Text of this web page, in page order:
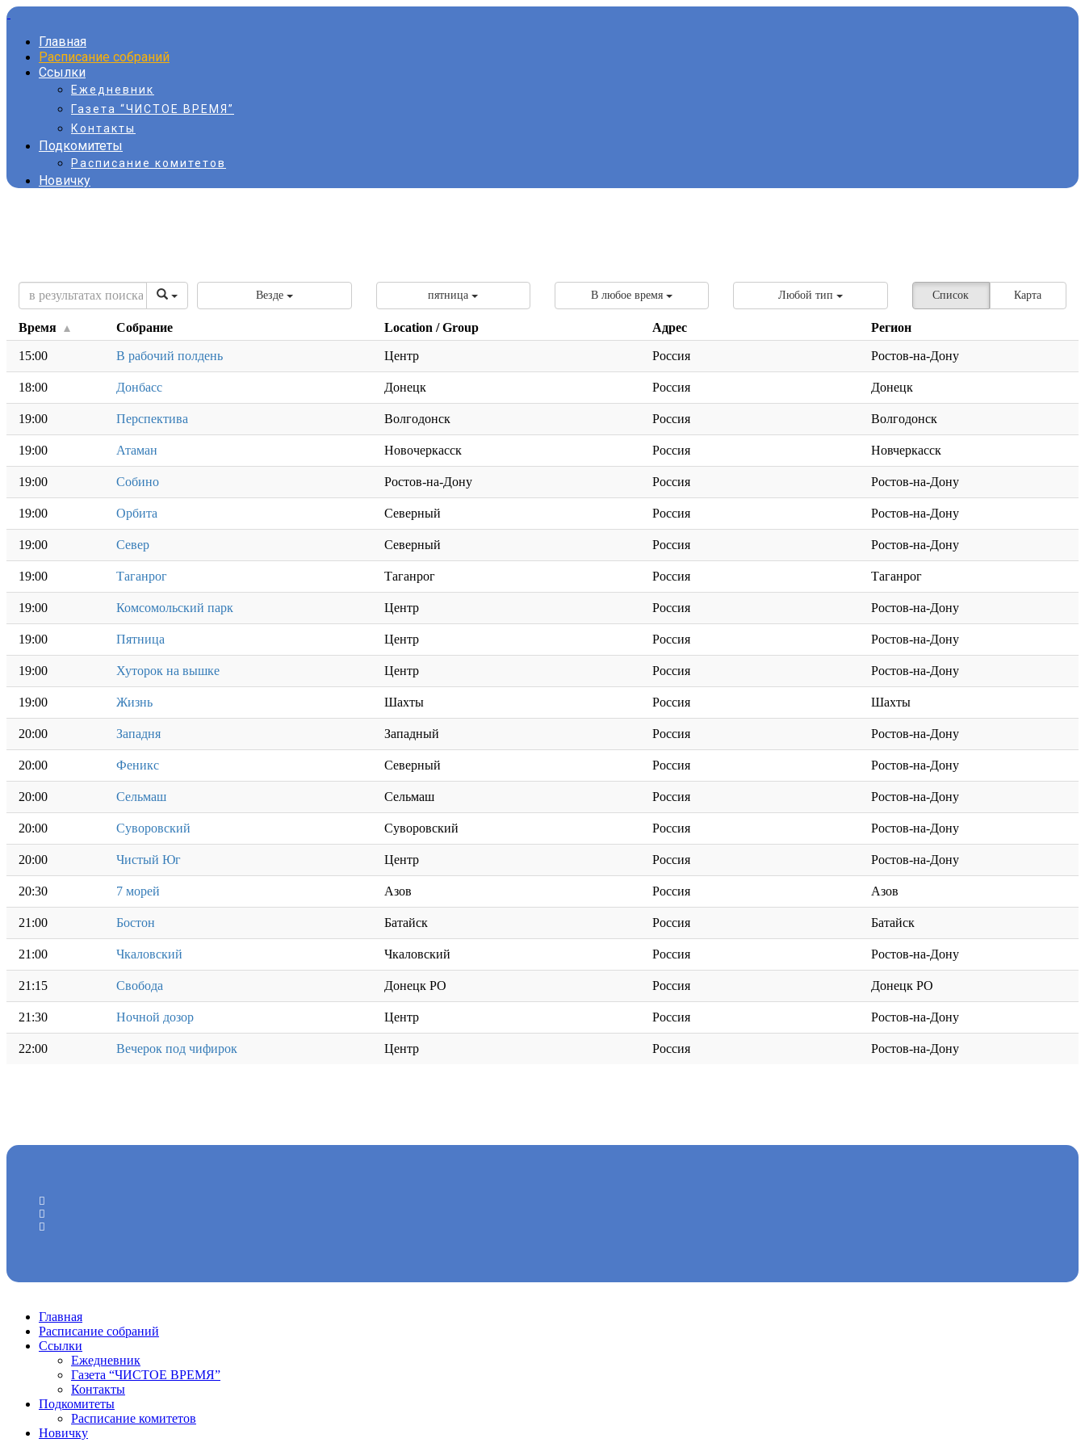
Главная
Расписание собраний
Ссылки
Ежедневник
Газета “ЧИСТОЕ ВРЕМЯ”
Контакты
Подкомитеты
Расписание комитетов
Новичку
Список Карта
Везде пятница В любое время Любой тип
Время Собрание Location / Group Адрес Регион
15:00 В рабочий полдень Центр Россия Ростов-на-Дону
18:00 Донбасс Донецк Россия Донецк
19:00 Перспектива Волгодонск Россия Волгодонск
19:00 Атаман Новочеркасск Россия Новчеркасск
19:00 Собино Ростов-на-Дону Россия Ростов-на-Дону
19:00 Орбита Северный Россия Ростов-на-Дону
19:00 Север Северный Россия Ростов-на-Дону
19:00 Таганрог Таганрог Россия Таганрог
19:00 Комсомольский парк Центр Россия Ростов-на-Дону
19:00 Пятница Центр Россия Ростов-на-Дону
19:00 Хуторок на вышке Центр Россия Ростов-на-Дону
19:00 Жизнь Шахты Россия Шахты
20:00 Западня Западный Россия Ростов-на-Дону
20:00 Феникс Северный Россия Ростов-на-Дону
20:00 Сельмаш Сельмаш Россия Ростов-на-Дону
20:00 Суворовский Суворовский Россия Ростов-на-Дону
20:00 Чистый Юг Центр Россия Ростов-на-Дону
20:30 7 морей Азов Россия Азов
21:00 Бостон Батайск Россия Батайск
21:00 Чкаловский Чкаловский Россия Ростов-на-Дону
21:15 Свобода Донецк РО Россия Донецк РО
21:30 Ночной дозор Центр Россия Ростов-на-Дону
22:00 Вечерок под чифирок Центр Россия Ростов-на-Дону
Главная
Расписание собраний
Ссылки
Ежедневник
Газета “ЧИСТОЕ ВРЕМЯ”
Контакты
Подкомитеты
Расписание комитетов
Новичку